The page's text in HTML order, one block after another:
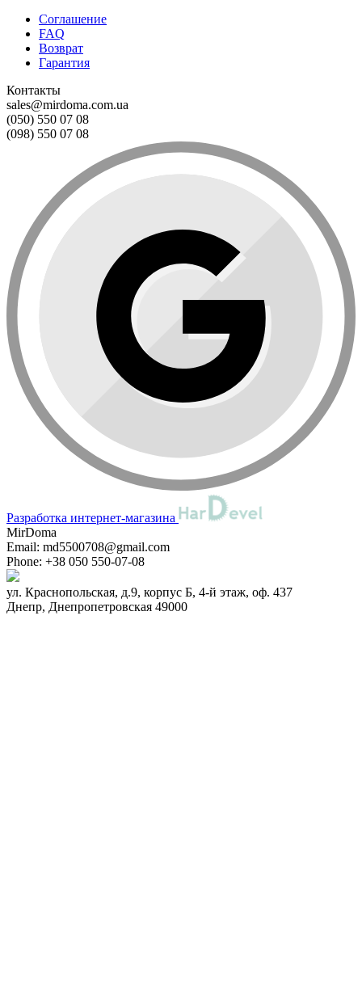
Соглашение
FAQ
Возврат
Гарантия
Контакты
sales@mirdoma.com.ua
(050) 550 07 08
(098) 550 07 08
Разработка интернет-магазина
MirDoma
Email: md5500708@gmail.com
Phone: +38 050 550-07-08
ул. Краснопольская, д.9, корпус Б, 4-й этаж, оф. 437
Днепр, Днепропетровская 49000